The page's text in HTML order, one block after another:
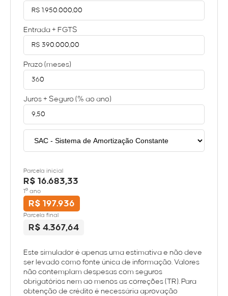
Entrada + FGTS
Prazo (meses)
Juros + Seguro (% ao ano)
Parcela inicial
R$ 16.683,33
1º ano
R$ 197.936
Parcela final
R$ 4.367,64
Este simulador é apenas uma estimativa e não deve
ser levado como fonte única de informação. Valores
não contemplam despesas com seguros
obrigatórios nem ao menos as correções (TR). Para
obtenção de crédito é necessária aprovação